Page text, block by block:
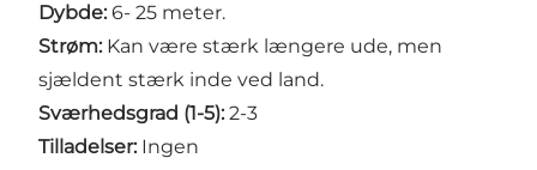
Dybde: 6- 25 meter.
Strøm: Kan være stærk længere ude, men
sjældent stærk inde ved land.
Sværhedsgrad (1-5): 2-3
Tilladelser: Ingen